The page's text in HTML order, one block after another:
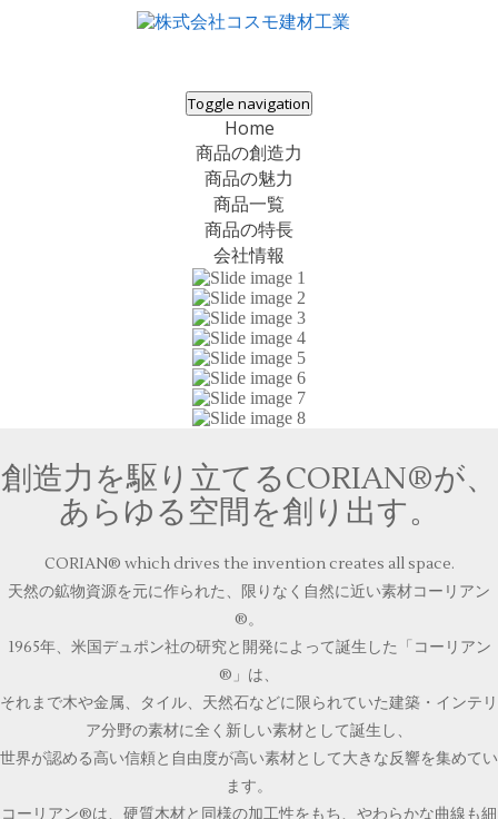
Toggle navigation
Home
商品の創造力
商品の魅力
商品一覧
商品の特長
会社情報
創造力を駆り立てるCORIAN®が、
あらゆる空間を創り出す。
CORIAN® which drives the invention creates all space.
天然の鉱物資源を元に作られた、限りなく自然に近い素材コーリアン
®。
1965年、米国デュポン社の研究と開発によって誕生した「コーリアン
®」は、
それまで木や金属、タイル、天然石などに限られていた建築・インテリ
ア分野の素材に全く新しい素材として誕生し、
世界が認める高い信頼と自由度が高い素材として大きな反響を集めてい
ます。
コーリアン®は、硬質木材と同様の加工性をもち、やわらかな曲線も細